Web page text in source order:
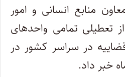
منابع انسانی و امور
تعطیلی تمامی واحدهای
در سراسر کشور در